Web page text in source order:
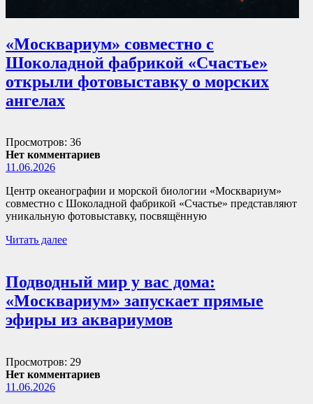
«Москвариум» совместно с
Шоколадной фабрикой «Счастье»
открыли фотовыставку о морских
ангелах
Просмотров: 36
Нет комментариев
11.06.2026
Центр океанографии и морской биологии «Москвариум»
совместно с Шоколадной фабрикой «Счастье» представляют
уникальную фотовыставку, посвящённую
Читать далее
Подводный мир у вас дома:
«Москвариум» запускает прямые
эфиры из аквариумов
Просмотров: 29
Нет комментариев
11.06.2026